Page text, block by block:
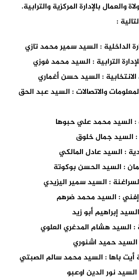
والعمال بالإدارة المركزية والترابية.
:
والاتصالات : السيد عبد الحق